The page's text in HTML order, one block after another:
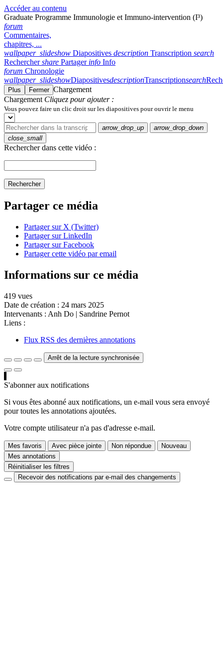
Accéder au contenu
Graduate Programme Immunologie et Immuno-intervention (I³)
forum
Commentaires,
chapitres, ...
wallpaper_slideshow Diapositives description Transcription search
Rechercher share Partager info Info
forum Chronologie
wallpaper_slideshowDiapositivesdescriptionTranscriptionsearch
Plus Fermer Chargement
Chargement Cliquez pour ajouter :
Vous pouvez faire un clic droit sur les diapositives pour ouvrir le menu
arrow_drop_up
arrow_drop_down
close_small
Rechercher dans cette vidéo :
Rechercher
Partager ce média
Partager sur X (Twitter)
Partager sur LinkedIn
Partager sur Facebook
Partager cette vidéo par email
Informations sur ce média
419 vues
Date de création : 24 mars 2025
Intervenants : Anh Do | Sandrine Pernot
Liens :
Flux RSS des dernières annotations
Arrêt de la lecture synchronisée
S'abonner aux notifications
Si vous êtes abonné aux notifications, un e-mail vous sera envoyé
pour toutes les annotations ajoutées.
Votre compte utilisateur n'a pas d'adresse e-mail.
Mes favoris Avec pièce jointe Non répondue
Nouveau
Mes annotations
Réinitialiser les filtres
Recevoir des notifications par e-mail des changements